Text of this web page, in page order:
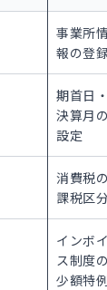
事業所情
報の登
期首日・
決算月の
設定
消費税の
課税区
インボイ
ス制度の
少額特例